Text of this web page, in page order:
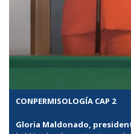
CONPERMISOLOGÍA CAP 2
Gloria Maldonado,